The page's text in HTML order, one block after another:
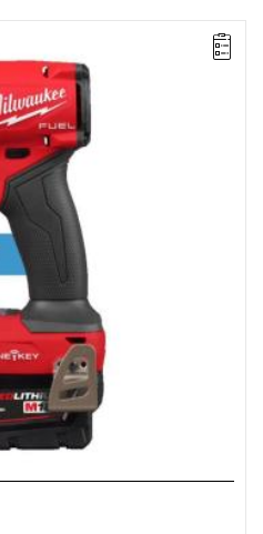
zakrętarka
technologię
z możliwościami personalizacji i
KEY™. Jest to narzędzie
pracy, oferujące
dla profesjonalistów w
Redemption Classic,
akumulator za 2 zł.
posiadających NIP.